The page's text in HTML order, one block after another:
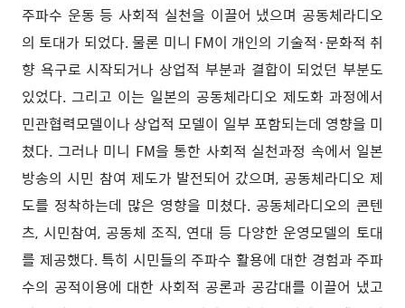
주파수 운동 등 사회적 실천을 이끌어 냈으며 공동체라디오
의 토대가 되었다. 물론 미니 FM이 개인의 기술적·문화적 취
향 욕구로 시작되거나 상업적 부분과 결합이 되었던 부분도
있었다. 그리고 이는 일본의 공동체라디오 제도화 과정에서
민관협력모델이나 상업적 모델이 일부 포함되는데 영향을 미
쳤다. 그러나 미니 FM을 통한 사회적 실천과정 속에서 일본
방송의 시민 참여 제도가 발전되어 갔으며, 공동체라디오 제
도를 정착하는데 많은 영향을 미쳤다. 공동체라디오의 콘텐
츠, 시민참여, 공동체 조직, 연대 등 다양한 운영모델의 토대
를 제공했다. 특히 시민들의 주파수 활용에 대한 경험과 주파
수의 공적이용에 대한 사회적 공론과 공감대를 이끌어 냈고